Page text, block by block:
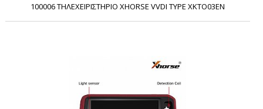
100006 ΤΗΛΕΧΕΙΡΙΣΤΗΡΙΟ XHORSE VVDI TYPE XKTO03EN